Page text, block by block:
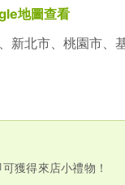
地圖查看
新北市、桃園市、
獲得來店小禮物！